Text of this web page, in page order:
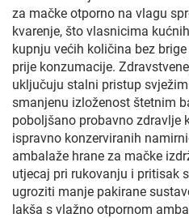
za mačke otporno na vlagu
kvarenje, što vlasnicima
kupnju većih količina bez
prije konzumacije.
uključuju stalni pristup
smanjenu izloženost štetnim
poboljšano probavno zdravlje
ispravno konzerviranih
ambalaže hrane za mačke
utjecaj pri rukovanju i pritisak
ugroziti manje pakirane
lakša s vlažno otpornom